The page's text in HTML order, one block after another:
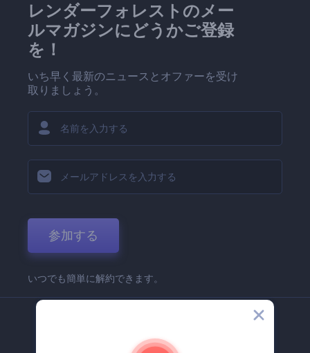
レンダーフォレストのメー
ルマガジンにどうかご登録
を！
いち早く最新のニュースとオファーを受け
取りましょう。
参加する
いつでも簡単に解約できます。
Renderforest 企業情報